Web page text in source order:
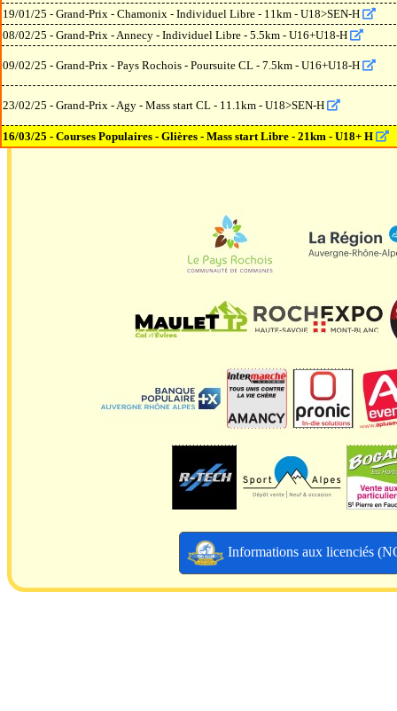
19/01/25 - Grand-Prix - Chamonix - Individuel Libre - 11km - U18>SEN-H
08/02/25 - Grand-Prix - Annecy - Individuel Libre - 5.5km - U16+U18-H
09/02/25 - Grand-Prix - Pays Rochois - Poursuite CL - 7.5km - U16+U18-H
23/02/25 - Grand-Prix - Agy - Mass start CL - 11.1km - U18>SEN-H
16/03/25 - Courses Populaires - Glières - Mass start Libre - 21km - U18+ H
Informations aux licenciés